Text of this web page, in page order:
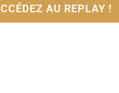
AU REPLAY !